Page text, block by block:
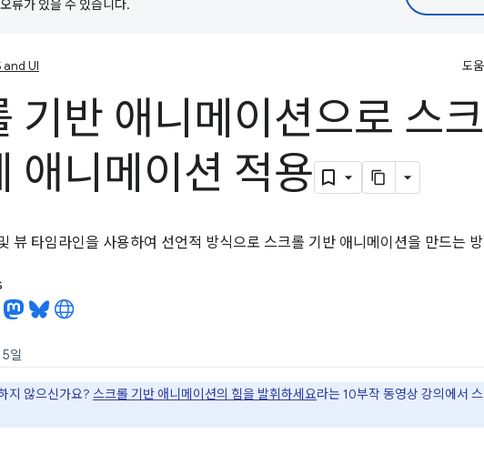
류가 있을 수 있습니다.
and UI 도
기반 애니메이션으로 스
애니메이션 적용
뷰 타임라인을 사용하여 선언적 방식으로 스크롤 기반 애니메이션을 만드는
일
지 않으신가요? 스크롤 기반 애니메이션의 힘을 발휘하세요라는 10부작 동영상 강의에서